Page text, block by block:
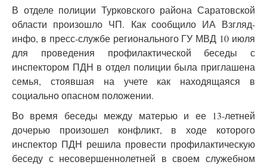
В отделе полиции Турковского района Саратовской
области произошло ЧП. Как сообщило ИА Взгляд-
инфо, в пресс-службе регионального ГУ МВД 10 июля
для проведения профилактической беседы с
инспектором ПДН в отдел полиции была приглашена
семья, стоявшая на учете как находящаяся в
социально опасном положении.
Во время беседы между матерью и ее 13-летней
дочерью произошел конфликт, в ходе которого
инспектор ПДН решила провести профилактическую
беседу с несовершеннолетней в своем служебном